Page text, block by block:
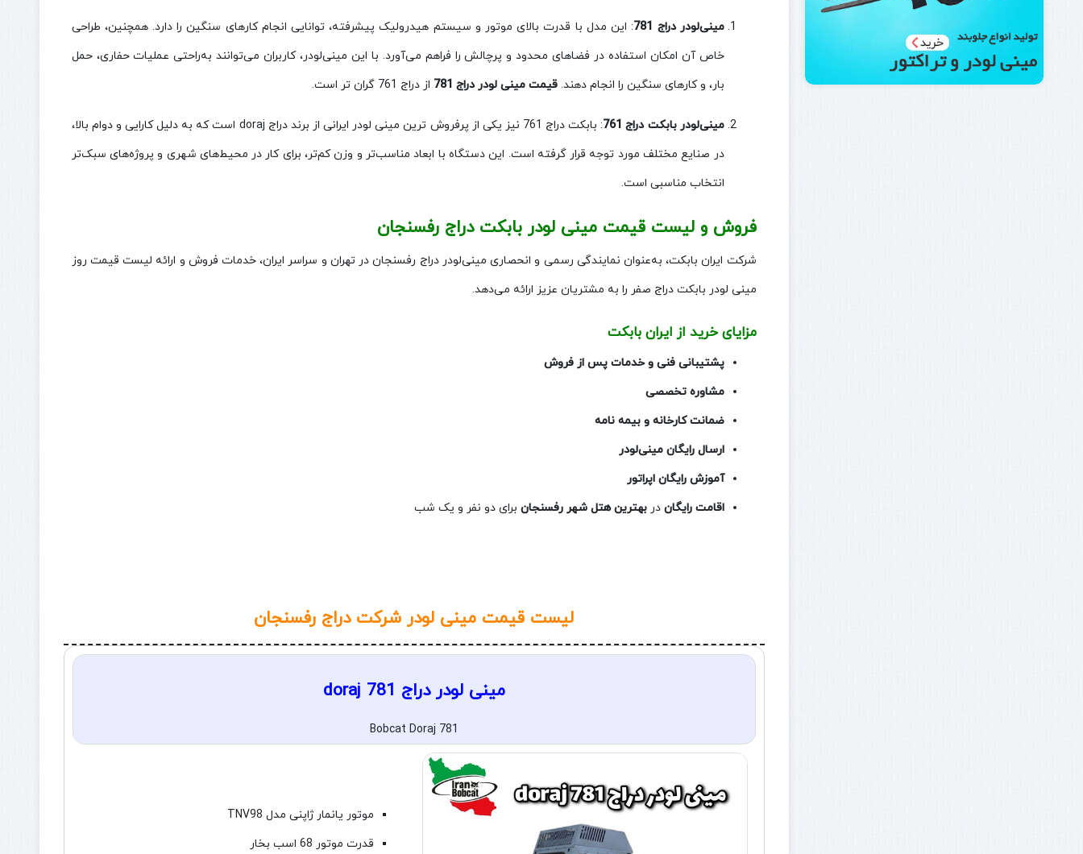
مینی‌لودر دراج 781
: این مدل با قدرت بالای موتور و سیستم هیدرولیک پیشرفته، توانایی انجام کارهای سنگین را دارد. همچنین، طراحی
خاص آن امکان استفاده در فضاهای محدود و پرچالش را فراهم می‌آورد. با این مینی‌لودر، کاربران می‌توانند به‌راحتی عملیات حفاری، حمل
بار، و کارهای سنگین را انجام دهند.قیمت مینی لودر دراج 781 از دراج 761 گران تر است.
مینی‌لودر بابکت دراج 761
: بابکت دراج 761 نیز یکی از پرفروش‌ ترین مینی لودر ایرانی از برند دراج doraj است که به دلیل کارایی و دوام بالا،
در صنایع مختلف مورد توجه قرار گرفته است. این دستگاه با ابعاد مناسب‌تر و وزن کم‌تر، برای کار در محیط‌های شهری و پروژه‌های سبک‌تر
انتخاب مناسبی است.
فروش و لیست قیمت مینی لودر بابکت دراج رفسنجان
شرکت ایران بابکت، به‌عنوان نمایندگی رسمی و انحصاری مینی‌لودر دراج رفسنجان در تهران و سراسر ایران، خدمات فروش و ارائه لیست قیمت روز
مینی لودر بابکت دراج صفر را به مشتریان عزیز ارائه می‌دهد.
مزایای خرید از ایران بابکت
پشتیبانی فنی و خدمات پس از فروش
مشاوره تخصصی
ضمانت کارخانه و بیمه‌ نامه
ارسال رایگان مینی‌لودر
آموزش رایگان اپراتور
اقامت رایگان دربهترین هتل شهر رفسنجان برای دو نفر و یک شب
لیست قیمت مینی لودر شرکت دراج رفسنجان
مینی لودر دراج doraj 781
Bobcat Doraj 781
موتور یانمار ژاپنی مدل TNV98
قدرت موتور 68 اسب بخار